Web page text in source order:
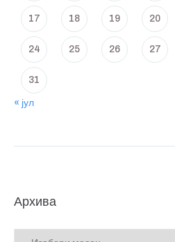
17 18 19 20
24 25 26 27
31
« јул
Архива